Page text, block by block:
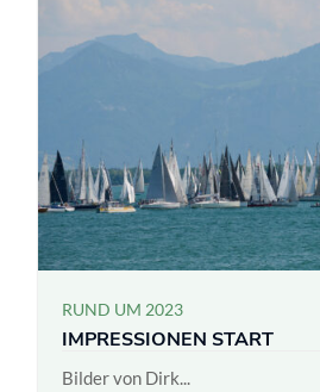
RUND UM 2023
IMPRESSIONEN START
Bilder von Dirk...